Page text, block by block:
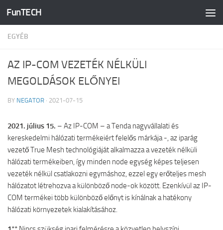
Skip to content
FunTECH
EGYÉB
AZ IP-COM VEZETÉK NÉLKÜLI
MEGOLDÁSOK ELŐNYEI
BY NEGATOR · 2021-07-15
2021. július 15. – Az IP-COM – a Tenda nagyvállalati és
kereskedelmi hálózati termékeiért felelős márkája -, az iparág
vezető True Mesh technológiáját alkalmazza a vezeték nélküli
hálózati termékeiben, így minden node egység képes teljesen
vezeték nélkül csatlakozni egymáshoz, ezzel egy erőteljes mesh
hálózatot létrehozva a különböző node-ok között. Ezenkívül az IP-
COM termékei több különböző előnyt is kínálnak a hatékony
hálózati környezetek kialakításához.